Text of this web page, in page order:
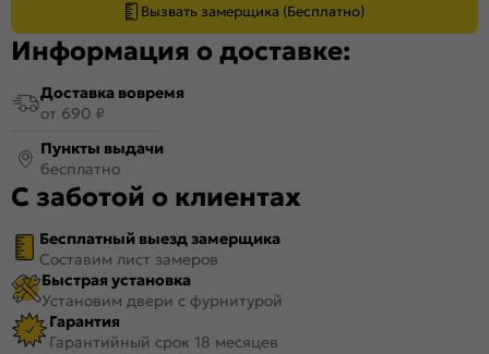
Вызвать замерщика (Бесплатно)
Информация о доставке:
Доставка вовремя
от 690 ₽
Пункты выдачи
бесплатно
С заботой о клиентах
Бесплатный выезд замерщика
Составим лист замеров
Быстрая установка
Установим двери с фурнитурой
Гарантия
Гарантийный срок 18 месяцев